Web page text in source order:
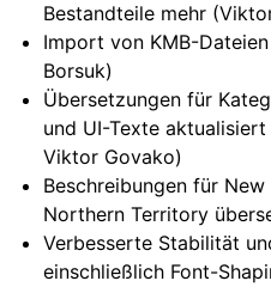
Bestandteile mehr
Import von KMB-
Borsuk)
Übersetzungen für
und UI-Texte
Viktor Govako)
Beschreibungen für
Northern Territory
Verbesserte Stabilität
einschließlich Font-